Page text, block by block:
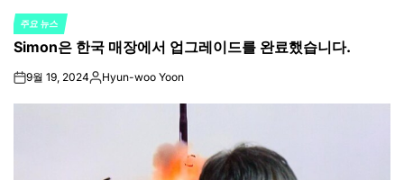
POSTED
IN
주요 뉴스
Simon은 한국 매장에서 업그레이드를 완료했습니다.
on9월 19, 2024Posted
Hyun-woo Yoon